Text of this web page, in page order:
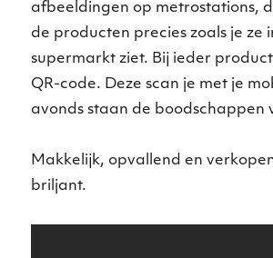
afbeeldingen op metrostations,
de producten precies zoals je ze
supermarkt ziet. Bij ieder
QR-code. Deze scan je met je
avonds staan de boodschappen
Makkelijk, opvallend en
briljant.